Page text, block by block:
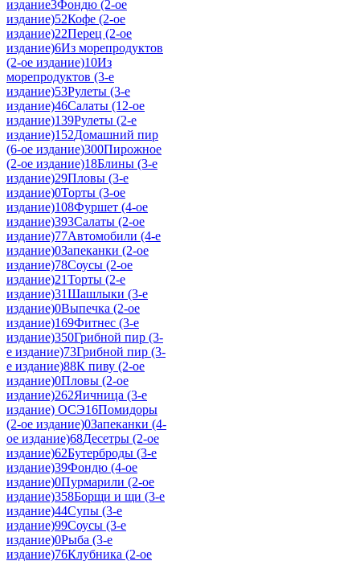
издание3Фондю (2-ое
издание)52Кофе (2-ое
издание)22Перец (2-ое
издание)6Из морепродуктов
(2-ое издание)10Из
морепродуктов (3-е
издание)53Рулеты (3-е
издание)46Салаты (12-ое
издание)139Рулеты (2-е
издание)152Домашний пир
(6-ое издание)300Пирожное
(2-ое издание)18Блины (3-е
издание)29Пловы (3-е
издание)0Торты (3-ое
издание)108Фуршет (4-ое
издание)393Салаты (2-ое
издание)77Автомобили (4-е
издание)0Запеканки (2-ое
издание)78Соусы (2-ое
издание)21Торты (2-е
издание)31Шашлыки (3-е
издание)0Выпечка (2-ое
издание)169Фитнес (3-е
издание)350Грибной пир (3-
е издание)73Грибной пир (3-
е издание)88К пиву (2-ое
издание)0Пловы (2-ое
издание)262Яичница (3-е
издание) ОСЭ16Помидоры
(2-ое издание)0Запеканки (4-
ое издание)68Десетры (2-ое
издание)62Бутерброды (3-е
издание)39Фондю (4-ое
издание)0Пурмарили (2-ое
издание)358Борщи и щи (3-е
издание)44Супы (3-е
издание)99Соусы (3-е
издание)0Рыба (3-е
издание)76Клубника (2-ое